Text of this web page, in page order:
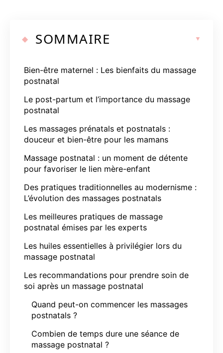
SOMMAIRE
Bien-être maternel : Les bienfaits du massage
postnatal
Le post-partum et l’importance du massage
postnatal
Les massages prénatals et postnatals :
douceur et bien-être pour les mamans
Massage postnatal : un moment de détente
pour favoriser le lien mère-enfant
Des pratiques traditionnelles au modernisme :
L’évolution des massages postnatals
Les meilleures pratiques de massage
postnatal émises par les experts
Les huiles essentielles à privilégier lors du
massage postnatal
Les recommandations pour prendre soin de
soi après un massage postnatal
Quand peut-on commencer les massages
postnatals ?
Combien de temps dure une séance de
massage postnatal ?